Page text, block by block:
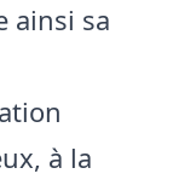
ainsi sa
à la